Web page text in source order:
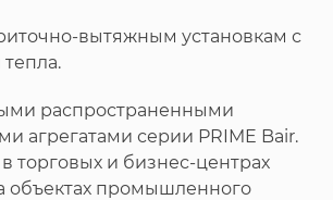
вытяжным установкам с
распространенными
агрегатами серии PRIME Bair.
торговых и бизнес-центрах
объектах промышленного